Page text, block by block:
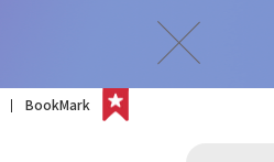
BookMark